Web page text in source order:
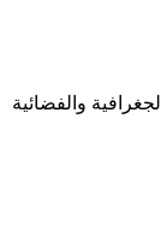
والفضائية